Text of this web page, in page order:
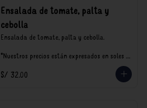
Ensalada de tomate, palta y
cebolla
Ensalada de tomate, palta y cebolla.
*Nuestros precios están expresados en soles e
consumo.
S/ 32.00